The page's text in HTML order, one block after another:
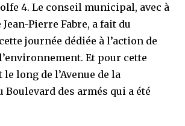
4. Le conseil municipal, avec à
Pierre Fabre, a fait du
journée dédiée à l’action de
Et pour cette
le long de l’Avenue de la
Boulevard des armés qui a été